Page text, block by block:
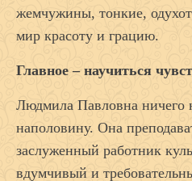
жемчужины, тонкие,
мир красоту и грацию.
Главное – научиться
Людмила Павловна ничего
наполовину. Она
заслуженный работник
вдумчивый и